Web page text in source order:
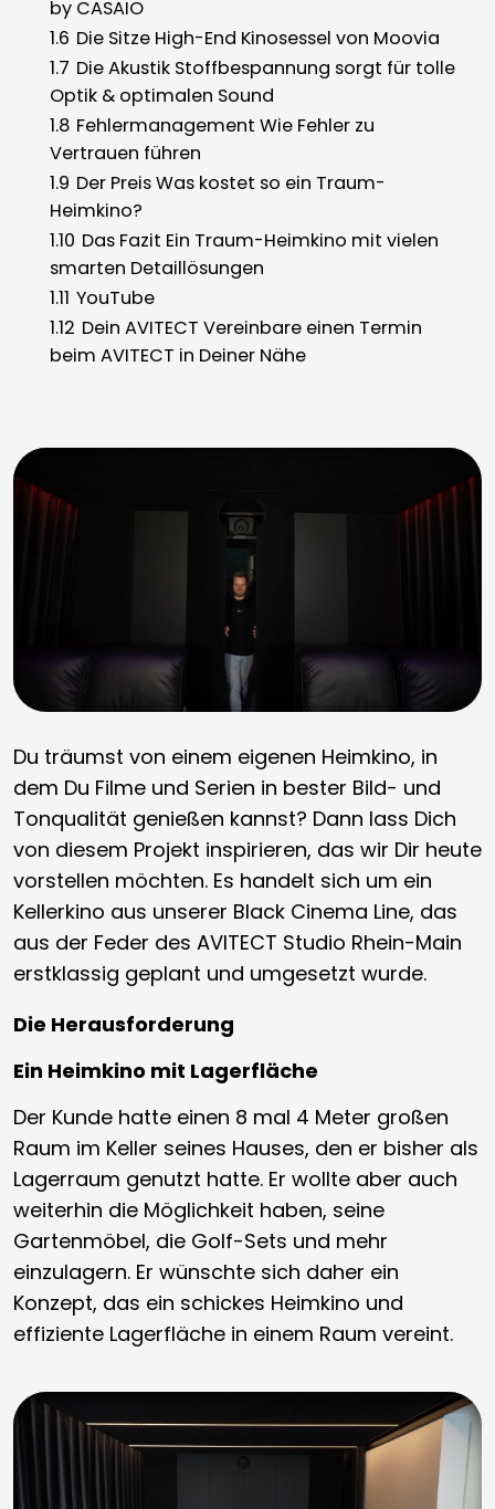
by CASAIO
1.6 Die Sitze High-End Kinosessel von Moovia
1.7 Die Akustik Stoffbespannung sorgt für tolle
Optik & optimalen Sound
1.8 Fehlermanagement Wie Fehler zu
Vertrauen führen
1.9 Der Preis Was kostet so ein Traum-
Heimkino?
1.10 Das Fazit Ein Traum-Heimkino mit vielen
smarten Detaillösungen
1.11 YouTube
1.12 Dein AVITECT Vereinbare einen Termin
beim AVITECT in Deiner Nähe
Du träumst von einem eigenen Heimkino, in
dem Du Filme und Serien in bester Bild- und
Tonqualität genießen kannst? Dann lass Dich
von diesem Projekt inspirieren, das wir Dir heute
vorstellen möchten. Es handelt sich um ein
Kellerkino aus unserer Black Cinema Line, das
aus der Feder des AVITECT Studio Rhein-Main
erstklassig geplant und umgesetzt wurde.
Die Herausforderung
Ein Heimkino mit Lagerfläche
Der Kunde hatte einen 8 mal 4 Meter großen
Raum im Keller seines Hauses, den er bisher als
Lagerraum genutzt hatte. Er wollte aber auch
weiterhin die Möglichkeit haben, seine
Gartenmöbel, die Golf-Sets und mehr
einzulagern. Er wünschte sich daher ein
Konzept, das ein schickes Heimkino und
effiziente Lagerfläche in einem Raum vereint.